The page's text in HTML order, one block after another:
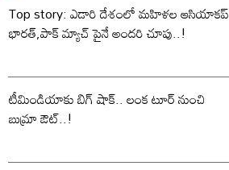
Top story: ఎడారి దేశంలో మహిళల ఆసియాకప్
భారత్,పాక్ మ్యాచ్ పైనే అందరి చూపు..!
టీమిండియాకు బిగ్ షాక్.. లంక టూర్ నుంచి
బుమ్రా ఔట్..!